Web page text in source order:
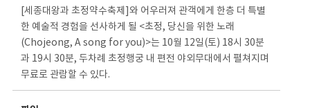
[세종대왕과 초정약수축제]와 어우러져 관객에게 한층 더 특별
한 예술적 경험을 선사하게 될 <초정, 당신을 위한 노래
(Chojeong, A song for you)>는 10월 12일(토) 18시 30분
과 19시 30분, 두차례 초정행궁 내 편전 야외무대에서 펼쳐지며
무료로 관람할 수 있다.